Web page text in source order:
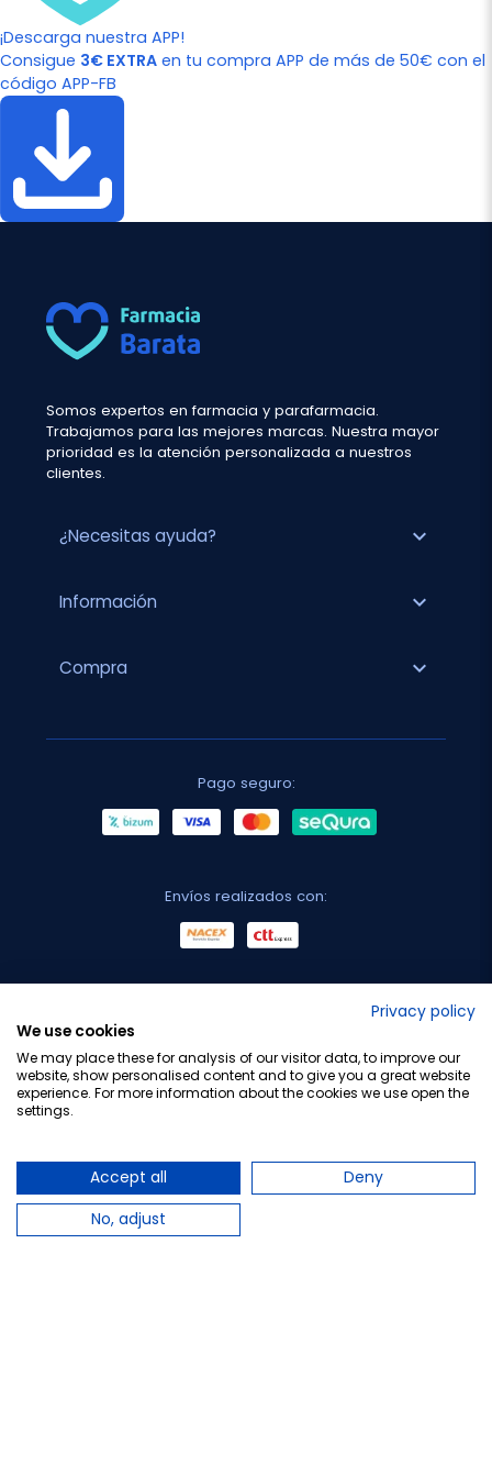
¡Descarga nuestra APP!
Consigue 3€ EXTRA en tu compra APP de más de 50€ con el
código APP-FB
Somos expertos en farmacia y parafarmacia.
Trabajamos para las mejores marcas. Nuestra mayor
prioridad es la atención personalizada a nuestros
clientes.
¿Necesitas ayuda? expand_more
Información expand_more
Compra expand_more
Pago seguro:
Envíos realizados con:
Privacy policy
We use cookies
We may place these for analysis of our visitor data, to improve our
website, show personalised content and to give you a great website
experience. For more information about the cookies we use open the
settings.
Accept all
Deny
No, adjust